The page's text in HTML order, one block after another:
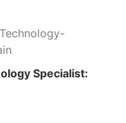
Specialist: